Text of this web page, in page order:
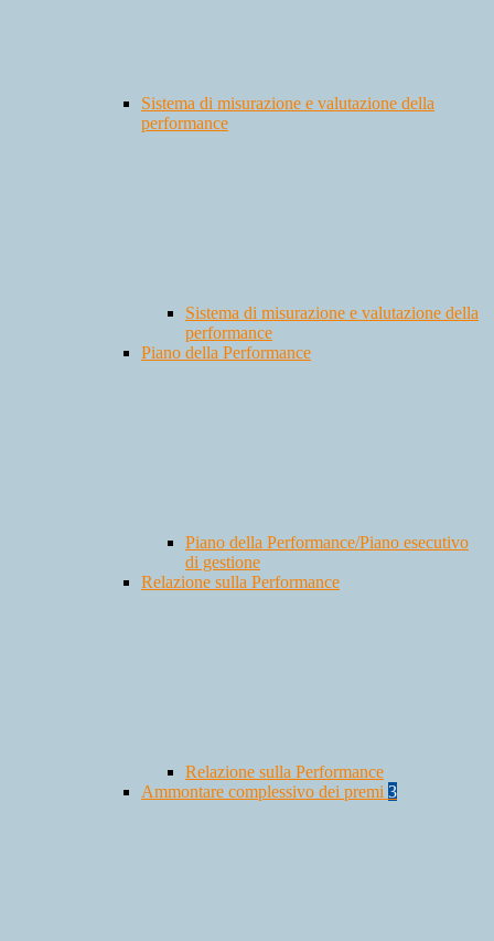
Sistema di misurazione e valutazione della
performance
Sistema di misurazione e valutazione della
performance
Piano della Performance
Piano della Performance/Piano esecutivo
di gestione
Relazione sulla Performance
Relazione sulla Performance
Ammontare complessivo dei premi 3